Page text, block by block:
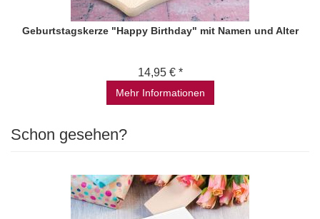
Geburtstagskerze "Happy Birthday" mit Namen und Alter
14,95 € *
Mehr Informationen
Schon gesehen?